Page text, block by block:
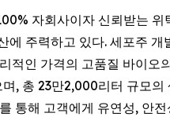
자회사이자 신뢰받는 위
에 주력하고 있다. 세포주
적인 가격의 고품질 바이
, 총 23만2,000리터 규모
통해 고객에게 유연성, 안